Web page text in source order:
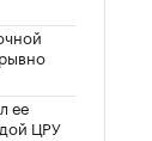
ее
ЦРУ